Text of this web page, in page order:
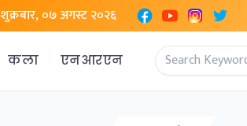
शुक्रबार, ०७ अगस्ट २०२६ FacebookYouTubeInstagram
X
कला एनआरएन